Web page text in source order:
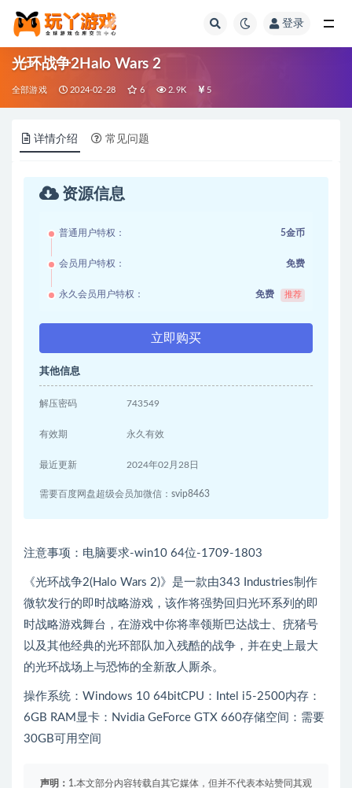
登录
光环战争2Halo Wars 2
全部游戏 2024-02-28 6 2.9K 5
详情介绍 常见问题
资源信息
普通用户特权： 5金币
会员用户特权： 免费
永久会员用户特权： 免费 推荐
立即购买
其他信息
解压密码 743549
有效期 永久有效
最近更新 2024年02月28日
需要百度网盘超级会员加微信：svip8463
注意事项：电脑要求-win10 64位-1709-1803
《光环战争2(Halo Wars 2)》是一款由343 Industries制作
微软发行的即时战略游戏，该作将强势回归光环系列的即
时战略游戏舞台，在游戏中你将率领斯巴达战士、疣猪号
以及其他经典的光环部队加入残酷的战争，并在史上最大
的光环战场上与恐怖的全新敌人厮杀。
操作系统：Windows 10 64bitCPU：Intel i5-2500内存：
6GB RAM显卡：Nvidia GeForce GTX 660存储空间：需要
30GB可用空间
声明： 1.本文部分内容转载自其它媒体，但并不代表本站赞同其观